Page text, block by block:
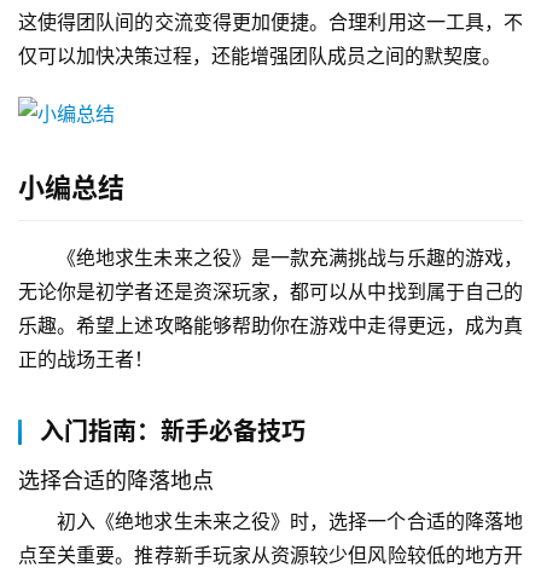
这使得团队间的交流变得更加便捷。合理利用这一工具，不
仅可以加快决策过程，还能增强团队成员之间的默契度。
小编总结
《绝地求生未来之役》是一款充满挑战与乐趣的游戏，
无论你是初学者还是资深玩家，都可以从中找到属于自己的
乐趣。希望上述攻略能够帮助你在游戏中走得更远，成为真
正的战场王者！
入门指南：新手必备技巧
选择合适的降落地点
初入《绝地求生未来之役》时，选择一个合适的降落地
点至关重要。推荐新手玩家从资源较少但风险较低的地方开